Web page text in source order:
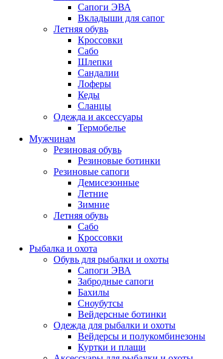
Cапоги ЭВА
Вкладыши для сапог
Летняя обувь
Кроссовки
Сабо
Шлепки
Сандалии
Лоферы
Кеды
Сланцы
Одежда и аксессуары
Термобелье
Мужчинам
Резиновая обувь
Резиновые ботинки
Резиновые сапоги
Демисезонные
Летние
Зимние
Летняя обувь
Сабо
Кроссовки
Рыбалка и охота
Обувь для рыбалки и охоты
Сапоги ЭВА
Забродные сапоги
Бахилы
Сноубутсы
Вейдерсные ботинки
Одежда для рыбалки и охоты
Вейдерсы и полукомбинезоны
Куртки и плащи